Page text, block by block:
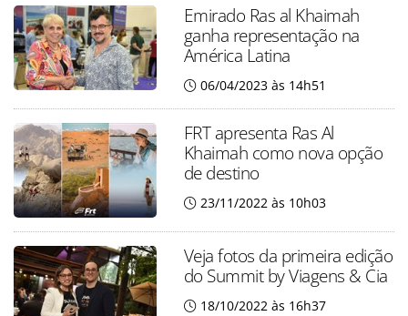
Emirado Ras al Khaimah
ganha representação na
América Latina
06/04/2023 às 14h51
FRT apresenta Ras Al
Khaimah como nova opção
de destino
23/11/2022 às 10h03
Veja fotos da primeira edição
do Summit by Viagens & Cia
18/10/2022 às 16h37